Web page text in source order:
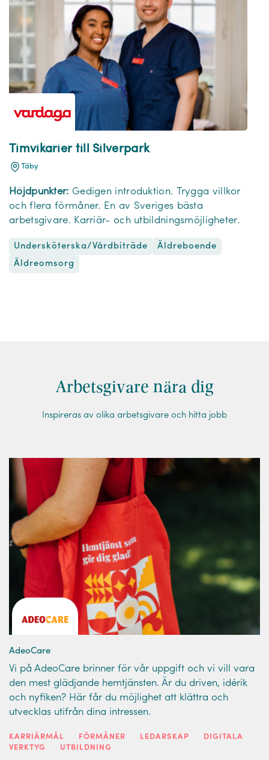
Timvikarier till Silverpark
Täby
Höjdpunkter: Gedigen introduktion. Trygga villkor
och flera förmåner. En av Sveriges bästa
arbetsgivare. Karriär- och utbildningsmöjligheter.
Undersköterska/Vårdbiträde
Äldreboende
Äldreomsorg
Arbetsgivare nära dig
Inspireras av olika arbetsgivare och hitta jobb
AdeoCare
Vi på AdeoCare brinner för vår uppgift och vi vill vara
den mest glädjande hemtjänsten. Är du driven, idérik
och nyfiken? Här får du möjlighet att klättra och
utvecklas utifrån dina intressen.
KARRIÄRMÅL FÖRMÅNER LEDARSKAP
DIGITALA
VERKTYG
UTBILDNING